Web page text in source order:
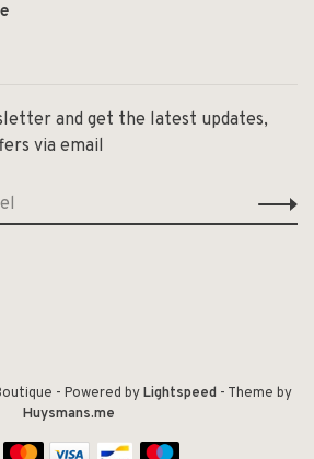
and get the latest updates,
via email
- Powered byLightspeed - Theme by
Huysmans.me